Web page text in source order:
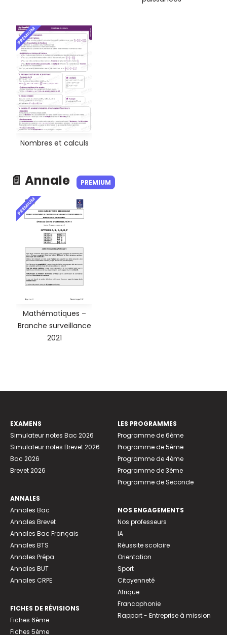
PREMIUM
Nombres et calculs
📄 Annale PREMIUM
PREMIUM
Mathématiques –
Branche surveillance
2021
EXAMENS
Simulateur notes Bac 2026
Simulateur notes Brevet 2026
Bac 2026
Brevet 2026
ANNALES
Annales Bac
Annales Brevet
Annales Bac Français
Annales BTS
Annales Prépa
Annales BUT
Annales CRPE
FICHES DE RÉVISIONS
Fiches 6ème
Fiches 5ème
LES PROGRAMMES
Programme de 6ème
Programme de 5ème
Programme de 4ème
Programme de 3ème
Programme de Seconde
NOS ENGAGEMENTS
Nos professeurs
IA
Réussite scolaire
Orientation
Sport
Citoyenneté
Afrique
Francophonie
Rapport - Entreprise à mission